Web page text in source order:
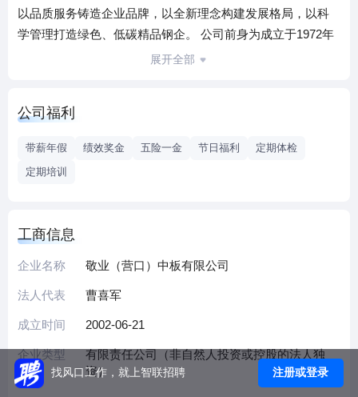
以品质服务铸造企业品牌，以全新理念构建发展格局，以科
学管理打造绿色、低碳精品钢企。 公司前身为成立于1972年
的营口中板厂，2002年营口中板厂与中国五矿集团发起设立
中国五矿集团在公司的股份。2024年敬业集团与日钢营口中
业。
展开全部
公司福利
带薪年假 绩效奖金 五险一金 节日福利
定期体检
定期培训
工商信息
企业名称 敬业（营口）中板有限公司
法人代表 曹喜军
成立时间 2002-06-21
企业类型
有限责任公司（非自然人投资或控股的法人独
资）
找风口工作，就上智联招聘 注册或登录